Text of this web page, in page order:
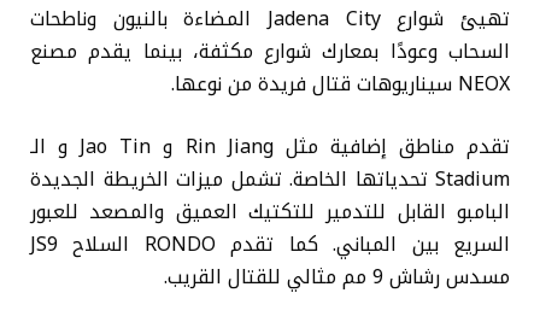
تهيئ شوارع Jadena City المضاءة بالنيون وناطحات
السحاب وعودًا بمعارك شوارع مكثفة، بينما يقدم مصنع
NEOX سيناريوهات قتال فريدة من نوعها.
تقدم مناطق إضافية مثل Rin Jiang و Jao Tin و الـ
Stadium تحدياتها الخاصة. تشمل ميزات الخريطة الجديدة
البامبو القابل للتدمير للتكتيك العميق والمصعد للعبور
السريع بين المباني. كما تقدم RONDO السلاح JS9
مسدس رشاش 9 مم مثالي للقتال القريب.